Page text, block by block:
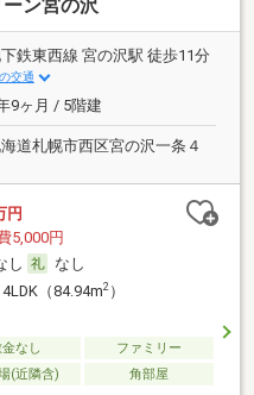
ン宮の沢
鉄東西線 宮の沢駅 徒歩11分
交通
9ヶ月 / 5階建
道札幌市西区宮の沢一条４
円
5,000円
し
なし
（84.94m2）
なし
ファミリー
(近隣含) 角部屋